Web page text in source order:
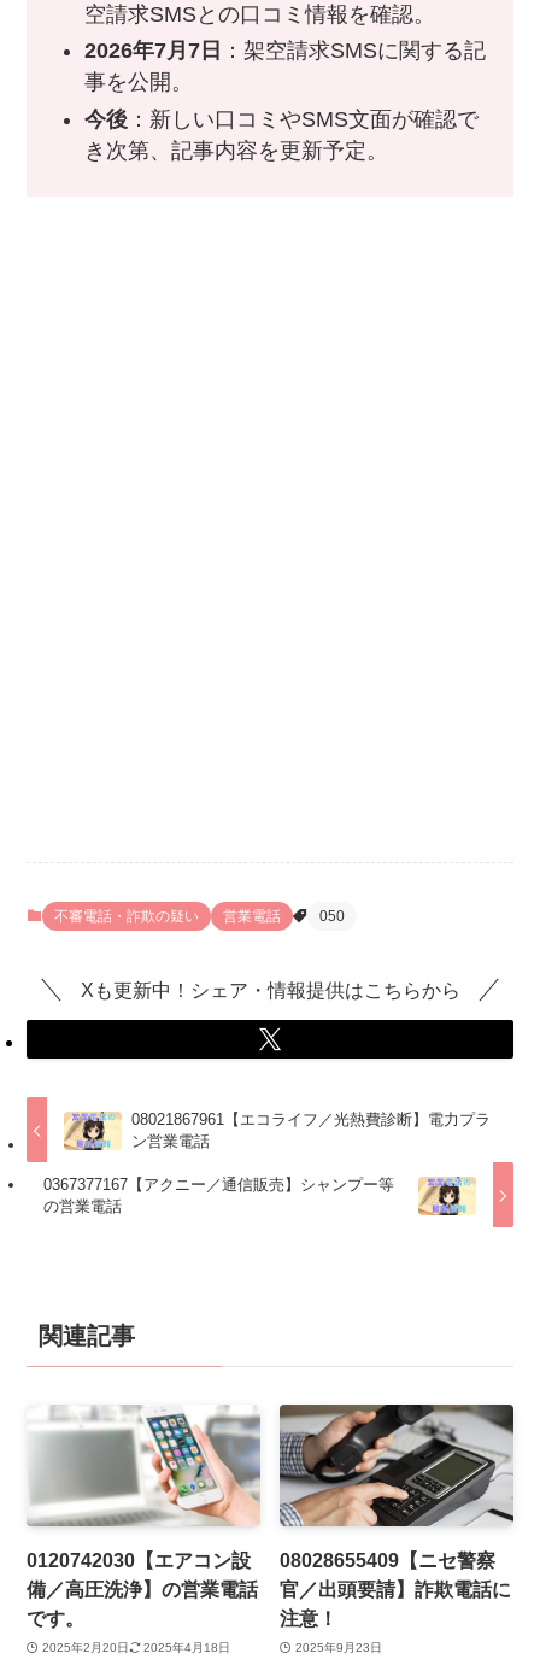
空請求SMSとの口コミ情報を確認。
2026年7月7日 ：架空請求SMSに関する記
事を公開。
今後 ：新しい口コミやSMS文面が確認で
き次第、記事内容を更新予定。
不審電話・詐欺の疑い 営業電話 050
Xも更新中！シェア・情報提供はこちらから
08021867961【エコライフ／光熱費診断】電力プラ
ン営業電話
0367377167【アクニー／通信販売】シャンプー等
の営業電話
関連記事
0120742030【エアコン設
備／高圧洗浄】の営業電話
です。
2025年2月20日 2025年4月18日
08028655409【ニセ警察
官／出頭要請】詐欺電話に
注意！
2025年9月23日